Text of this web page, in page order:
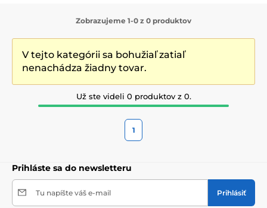
Zobrazujeme 1-0 z 0 produktov
V tejto kategórii sa bohužiaľ zatiaľ
nenachádza žiadny tovar.
Už ste videli 0 produktov z 0.
1
Prihláste sa do newsletteru
Tu napíšte váš e-mail Prihlásiť